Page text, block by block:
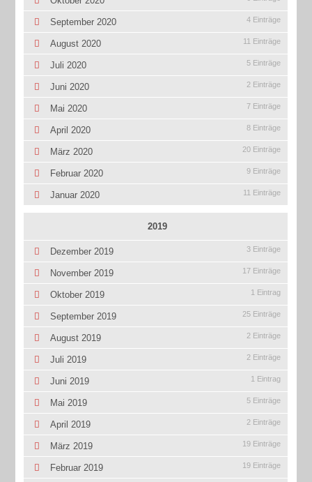
September 2020 4 Einträge
August 2020 11 Einträge
Juli 2020 5 Einträge
Juni 2020 2 Einträge
Mai 2020 7 Einträge
April 2020 8 Einträge
März 2020 20 Einträge
Februar 2020 9 Einträge
Januar 2020 11 Einträge
2019
Dezember 2019 3 Einträge
November 2019 17 Einträge
Oktober 2019 1 Eintrag
September 2019 25 Einträge
August 2019 2 Einträge
Juli 2019 2 Einträge
Juni 2019 1 Eintrag
Mai 2019 5 Einträge
April 2019 2 Einträge
März 2019 19 Einträge
Februar 2019 19 Einträge